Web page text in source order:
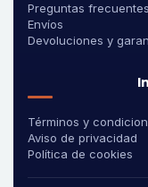
Preguntas frecuentes
Envíos
Devoluciones y
Términos y
Aviso de privacidad
Política de cookies